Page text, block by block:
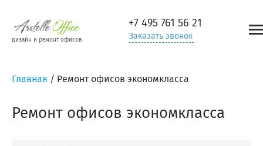
дизайн и ремонт офисов
+7 495761 56 21
Заказать звонок
Главная / Ремонт офисов экономкласса
Ремонт офисов экономкласса